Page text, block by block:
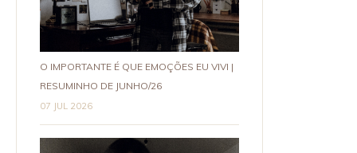
O IMPORTANTE É QUE EMOÇÕES EU VIVI |
RESUMINHO DE JUNHO/26
07 JUL 2026